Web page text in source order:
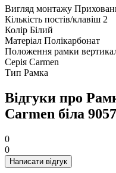
Вигляд монтажу
Кількість постів/клавіш 2
Колір Білий
Матеріал Полікарбонат
Положення рамки
Серія Carmen
Тип Рамка
Відгуки про
Carmen біла
0
0
Написати відгук